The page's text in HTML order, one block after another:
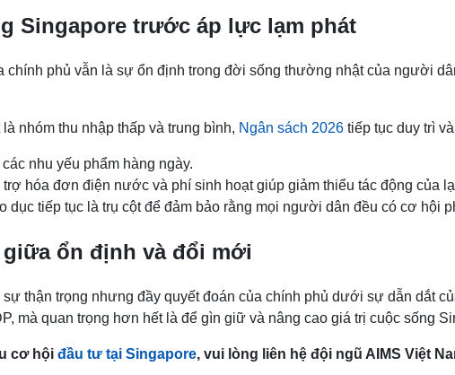
Singapore trước áp lực lạm phát
phủ vẫn là sự ổn định trong đời sống thường nhật của người
nhóm thu nhập thấp và trung bình, Ngân sách 2026 tiếp tục duy trì
nhu yếu phẩm hàng ngày.
hóa đơn điện nước và phí sinh hoạt giúp giảm thiểu tác động của
dục tiếp tục là trụ cột để đảm bảo rằng mọi người dân đều có cơ hội
ổn định và đổi mới
thận trọng nhưng đầy quyết đoán của chính phủ dưới sự dẫn dắt
mà quan trọng hơn hết là để gìn giữ và nâng cao giá trị cuộc sống
cơ hội đầu tư tại Singapore, vui lòng liên hệ đội ngũ AIMS Việt